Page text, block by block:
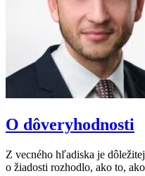
O dôveryhodnosti
Z vecného hľadiska je
o žiadosti rozhodlo, ako to,